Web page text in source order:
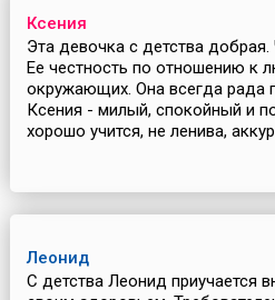
Ксения
Эта девочка с детства добрая.
Ее честность по отношению к
окружающих. Она всегда рада
Ксения - милый, спокойный и
хорошо учится, не ленива,
Леонид
С детства Леонид приучается